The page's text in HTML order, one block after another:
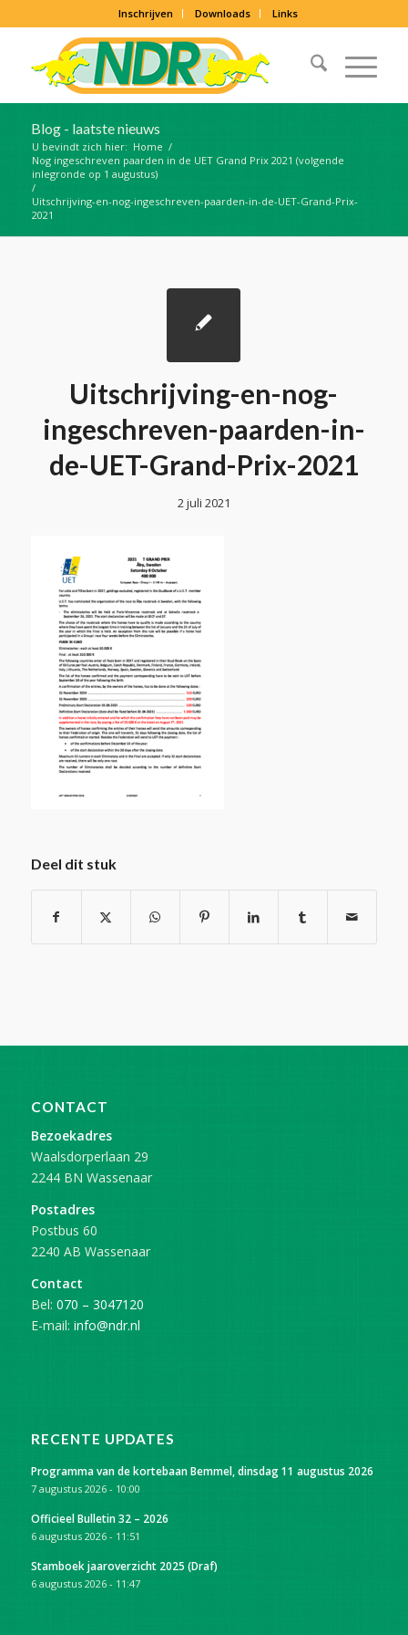
Inschrijven Downloads Links
Blog - laatste nieuws
U bevindt zich hier: Home /
Nog ingeschreven paarden in de UET Grand Prix 2021 (volgende
inlegronde op 1 augustus)
/
Uitschrijving-en-nog-ingeschreven-paarden-in-de-UET-Grand-Prix-
2021
Uitschrijving-en-nog-
ingeschreven-paarden-in-
de-UET-Grand-Prix-2021
2 juli 2021
Deel dit stuk
CONTACT
Bezoekadres
Waalsdorperlaan 29
2244 BN Wassenaar
Postadres
Postbus 60
2240 AB Wassenaar
Contact
Bel: 070 – 3047120
E-mail: info@ndr.nl
RECENTE UPDATES
Programma van de kortebaan Bemmel, dinsdag 11 augustus 2026
7 augustus 2026 - 10:00
Officieel Bulletin 32 – 2026
6 augustus 2026 - 11:51
Stamboek jaaroverzicht 2025 (Draf)
6 augustus 2026 - 11:47